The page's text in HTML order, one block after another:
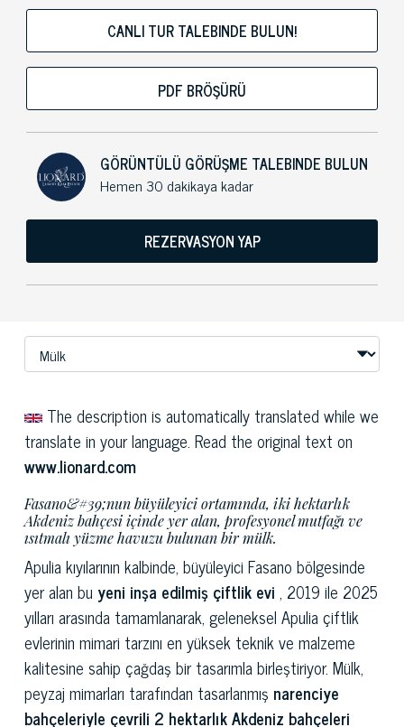
CANLI TUR TALEBINDE BULUN!
PDF BRÖŞÜRÜ
GÖRÜNTÜLÜ GÖRÜŞME TALEBINDE BULUN
Hemen 30 dakikaya kadar
REZERVASYON YAP
The description is automatically translated while we
translate in your language. Read the original text on
www.lionard.com
Fasano&#39;nun büyüleyici ortamında, iki hektarlık
Akdeniz bahçesi içinde yer alan, profesyonel mutfağı ve
ısıtmalı yüzme havuzu bulunan bir mülk.
Apulia kıyılarının kalbinde, büyüleyici Fasano bölgesinde
yer alan bu yeni inşa edilmiş çiftlik evi , 2019 ile 2025
yılları arasında tamamlanarak, geleneksel Apulia çiftlik
evlerinin mimari tarzını en yüksek teknik ve malzeme
kalitesine sahip çağdaş bir tasarımla birleştiriyor. Mülk,
peyzaj mimarları tarafından tasarlanmış narenciye
bahçeleriyle çevrili 2 hektarlık Akdeniz bahçeleri